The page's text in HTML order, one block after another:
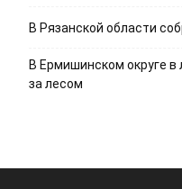
В Рязанской области
В Ермишинском округе
за лесом